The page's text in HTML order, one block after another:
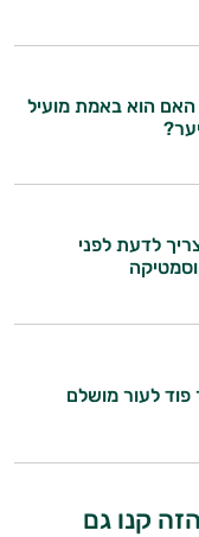
האם הוא באמת מועיל
לדעת לפני
לעור מושלם
קנו גם
קליניים
הטבעית
למטרות
רכיבים
בחיי היום